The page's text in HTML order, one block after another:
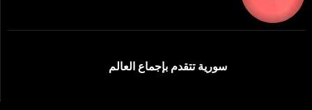
سورية تتقدم بإجماع العالم